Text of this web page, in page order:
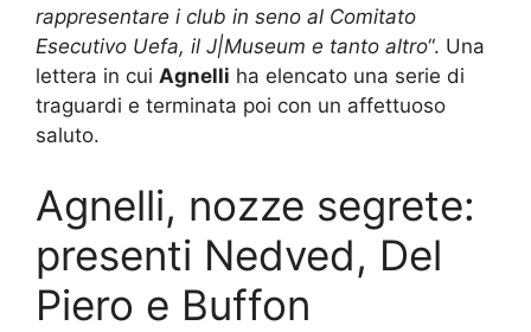
rappresentare i club in seno al Comitato
Esecutivo Uefa, il J|Museum e tanto altro“. Una
lettera in cui Agnelli ha elencato una serie di
traguardi e terminata poi con un affettuoso
saluto.
Agnelli, nozze segrete:
presenti Nedved, Del
Piero e Buffon